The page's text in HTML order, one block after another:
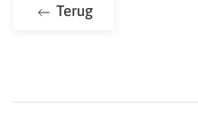
Terug